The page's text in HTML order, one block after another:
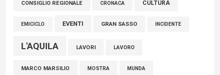
06 Agosto 2026
CONSIGLIO REGIONALE CRONACA CULTURA
EMICICLO EVENTI GRAN SASSO INCIDENTE
L'AQUILA LAVORI LAVORO
MARCO MARSILIO MOSTRA MUNDA